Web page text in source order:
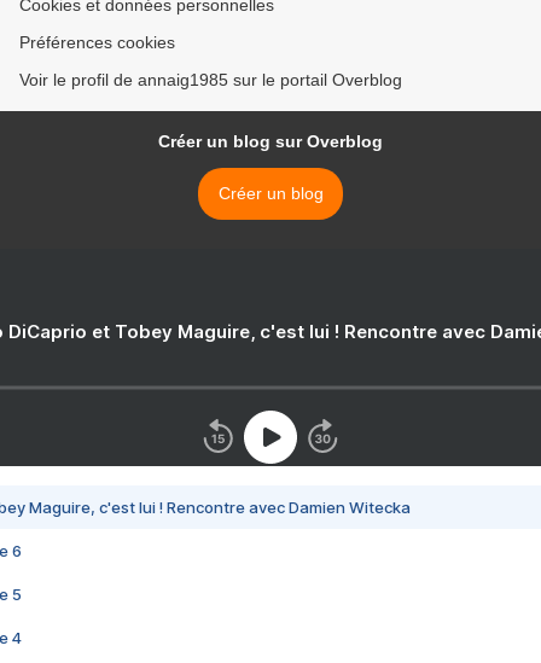
Cookies et données personnelles
Préférences cookies
Voir le profil de annaig1985 sur le portail Overblog
Créer un blog sur Overblog
Créer un blog
DiCaprio et Tobey Maguire, c'est lui ! Rencontre avec
Maguire, c'est lui ! Rencontre avec Damien Witecka
6
5
4